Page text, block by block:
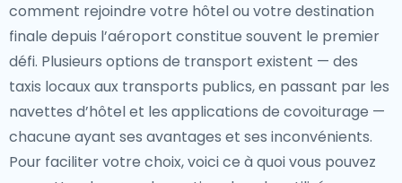
comment rejoindre votre hôtel ou votre destination
finale depuis l’aéroport constitue souvent le premier
défi. Plusieurs options de transport existent — des
taxis locaux aux transports publics, en passant par les
navettes d’hôtel et les applications de covoiturage —
chacune ayant ses avantages et ses inconvénients.
Pour faciliter votre choix, voici ce à quoi vous pouvez